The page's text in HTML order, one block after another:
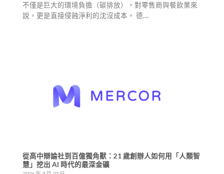
不僅是巨大的環境負擔（碳排放），對零售商與餐飲業來
說，更是直接侵蝕淨利的沈沒成本。 德....
從高中辯論社到百億獨角獸：21 歲創辦人如何用「人類智
慧」挖出 AI 時代的最深金礦